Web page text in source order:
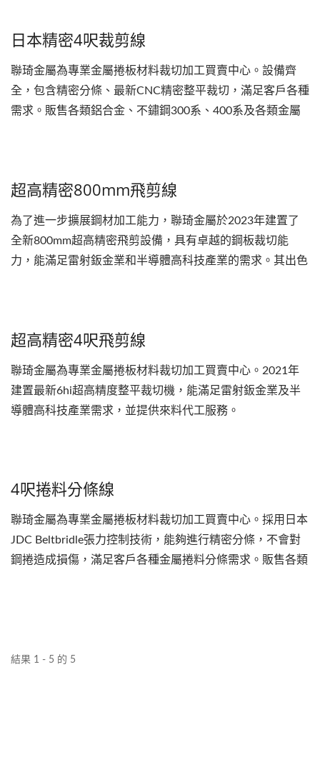
日本精密4呎裁剪線
聯琦金屬為專業金屬捲板材料裁切加工買賣中心。設備齊
全，包含精密分條、最新CNC精密整平裁切，滿足客戶各種
需求。販售各類鋁合金、不鏽鋼300系、400系及各類金屬
超高精密800mm飛剪線
為了進一步擴展鋼材加工能力，聯琦金屬於2023年建置了
全新800mm超高精密飛剪設備，具有卓越的鋼板裁切能
力，能滿足雷射鈑金業和半導體高科技產業的需求。其出色
超高精密4呎飛剪線
聯琦金屬為專業金屬捲板材料裁切加工買賣中心。2021年
建置最新6hi超高精度整平裁切機，能滿足雷射鈑金業及半
導體高科技產業需求，並提供來料代工服務。
4呎捲料分條線
聯琦金屬為專業金屬捲板材料裁切加工買賣中心。採用日本
JDC Beltbridle張力控制技術，能夠進行精密分條，不會對
鋼捲造成損傷，滿足客戶各種金屬捲料分條需求。販售各類
結果 1 - 5 的 5